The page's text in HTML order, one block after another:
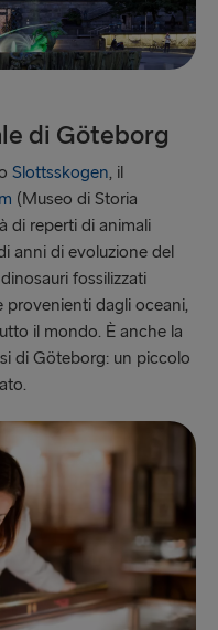
di Göteborg
Slottsskogen, il
(Museo di Storia
di reperti di animali
anni di evoluzione del
fossilizzati
provenienti dagli oceani,
il mondo. È anche la
di Göteborg: un piccolo